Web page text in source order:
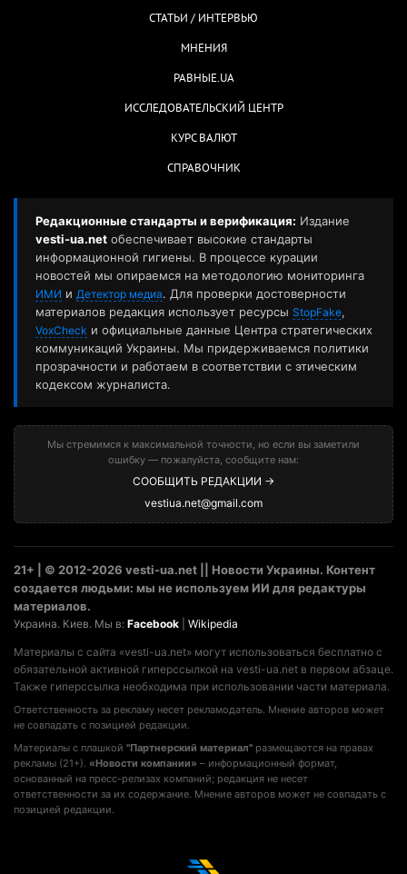
СТАТЬИ / ИНТЕРВЬЮ
МНЕНИЯ
РАВНЫЕ.UA
ИССЛЕДОВАТЕЛЬСКИЙ ЦЕНТР
КУРС ВАЛЮТ
СПРАВОЧНИК
Редакционные стандарты и верификация: Издание
vesti-ua.net обеспечивает высокие стандарты
информационной гигиены. В процессе курации
новостей мы опираемся на методологию мониторинга
ИМИ и Детектор медиа. Для проверки достоверности
материалов редакция использует ресурсы StopFake,
VoxCheck и официальные данные Центра стратегических
коммуникаций Украины. Мы придерживаемся политики
прозрачности и работаем в соответствии с этическим
кодексом журналиста.
Мы стремимся к максимальной точности, но если вы заметили
ошибку — пожалуйста, сообщите нам:
СООБЩИТЬ РЕДАКЦИИ →
vestiua.net@gmail.com
21+ | © 2012-2026 vesti-ua.net || Новости Украины. Контент
создается людьми: мы не используем ИИ для редактуры
материалов.
Украина. Киев. Мы в: Facebook Wikipedia
Материалы с сайта «vesti-ua.net» могут использоваться бесплатно с
обязательной активной гиперссылкой на vesti-ua.net в первом абзаце.
Также гиперссылка необходима при использовании части материала.
Ответственность за рекламу несет рекламодатель. Мнение авторов может
не совпадать с позицией редакции.
Материалы с плашкой "Партнерский материал" размещаются на правах
рекламы (21+). «Новости компании» – информационный формат,
основанный на пресс-релизах компаний; редакция не несет
ответственности за их содержание. Мнение авторов может не совпадать с
позицией редакции.